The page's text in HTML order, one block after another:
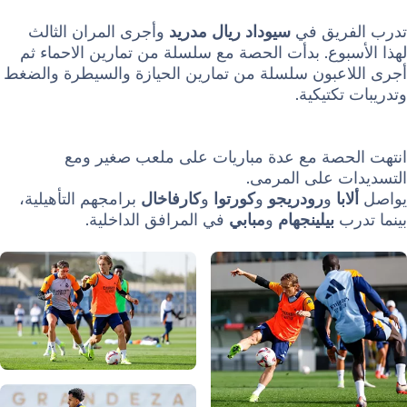
فيسيوداد ريال مدريد وأجرى المران الثالث
بدأت الحصة مع سلسلة من تمارين الاحماء ثم
سلسلة من تمارين الحيازة والسيطرة والضغط
مع عدة مباريات على ملعب صغير ومع
على المرمى.
ورودريجووكورتواو كارفاخالبرامجهم التأهيلية،
بيلينجهام ومبابيفي المرافق الداخلية.
صورة: Real Madrid